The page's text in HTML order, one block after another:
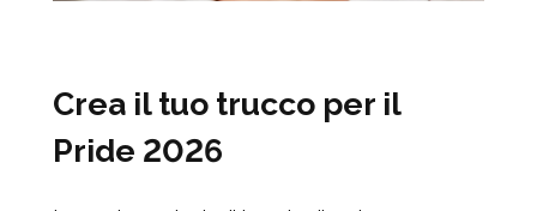
Crea il tuo trucco per il
Pride 2026